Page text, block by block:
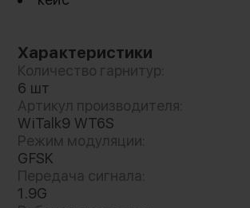
микрофонным массивом (360°) и
Система автоматической
усиления (AGC) и опции Weak/
обеспечивают разборчивую связь
стройплощадках, концертах или в
погоду (уровень ветрозащиты 3).
минимизируют помехи в условиях
радиочастотного фона
Характеристики
Количество гарнитур:
6 шт
Артикул производителя:
WiTalk9 WT6S
Режим модуляции:
GFSK
Передача сигнала:
1.9G